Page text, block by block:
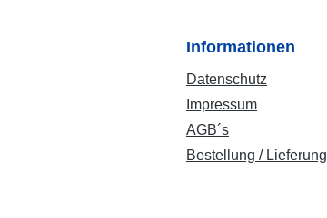
Informationen
Datenschutz
Impressum
AGB´s
Bestellung / Lieferung